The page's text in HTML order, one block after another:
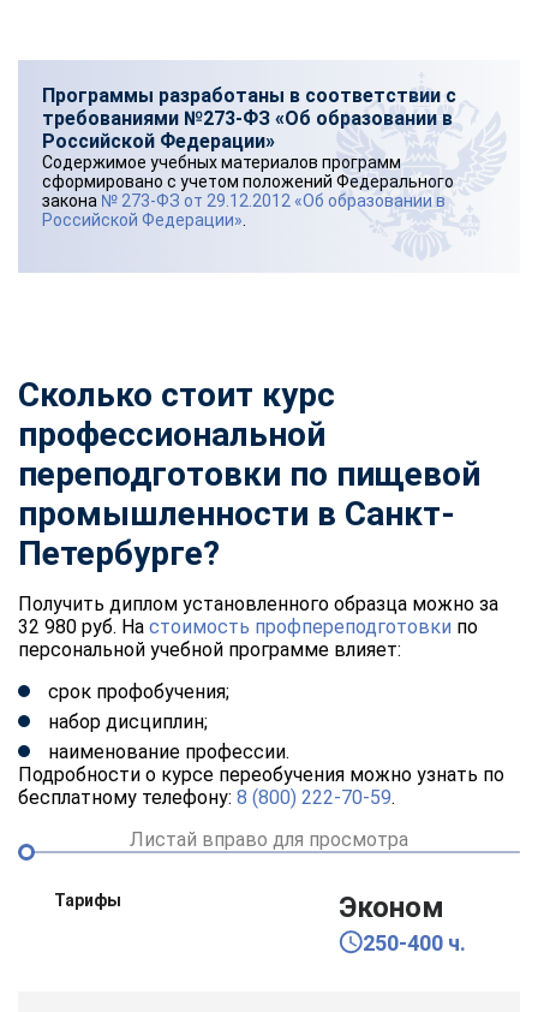
Программы разработаны в соответствии с
требованиями №273-ФЗ «Об образовании в
Российской Федерации»
Содержимое учебных материалов программ
сформировано с учетом положений Федерального
закона № 273-ФЗ от 29.12.2012 «Об образовании в
Российской Федерации»
Сколько стоит курс
профессиональной
переподготовки по пищевой
промышленности в Санкт-
Петербурге?
Получить диплом установленного образца можно за
32 980 руб. На стоимость профпереподготовки по
персональной учебной программе влияет:
срок профобучения;
набор дисциплин;
наименование профессии.
Подробности о курсе переобучения можно узнать по
бесплатному телефону: 8 (800) 222-70-59.
Листай вправо для просмотра
Тарифы Эконом
250-400 ч.